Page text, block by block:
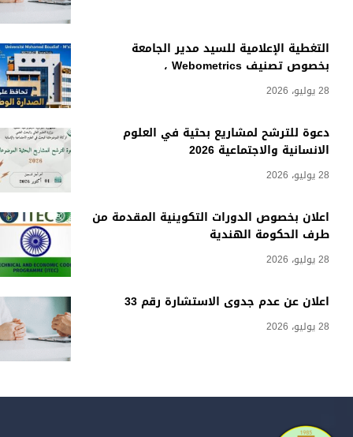
التغطية الإعلامية للسيد مدير الجامعة
بخصوص تصنيف Webometrics ،
28 يوليو، 2026
دعوة للترشح لمشاريع بحثية في العلوم
الانسانية والاجتماعية 2026
28 يوليو، 2026
اعلان بخصوص الدورات التكوينية المقدمة من
طرف الحكومة الهندية
28 يوليو، 2026
اعلان عن عدم جدوى الاستشارة رقم 33
28 يوليو، 2026